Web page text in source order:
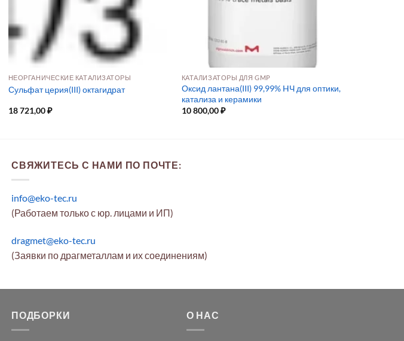
НЕОРГАНИЧЕСКИЕ КАТАЛИЗАТОРЫ
Сульфат церия(III) октагидрат
18 721,00₽
КАТАЛИЗАТОРЫ ДЛЯ GMP
Оксид лантана(III) 99,99% HЧ для оптики,
катализа и керамики
10 800,00₽
СВЯЖИТЕСЬ С НАМИ ПО ПОЧТЕ:
info@eko-tec.ru
(Работаем только с юр. лицами и ИП)
dragmet@eko-tec.ru
(Заявки по драгметаллам и их соединениям)
ПОДБОРКИ О НАС